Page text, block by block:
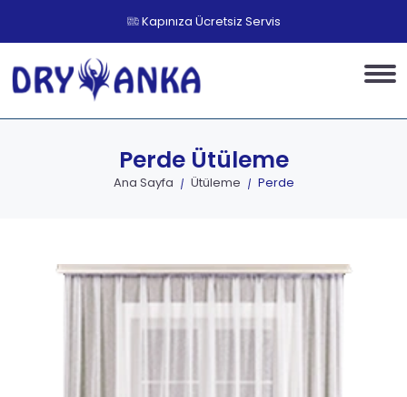
Kapınıza Ücretsiz Servis
Perde Ütüleme
Ana Sayfa Ütüleme Perde